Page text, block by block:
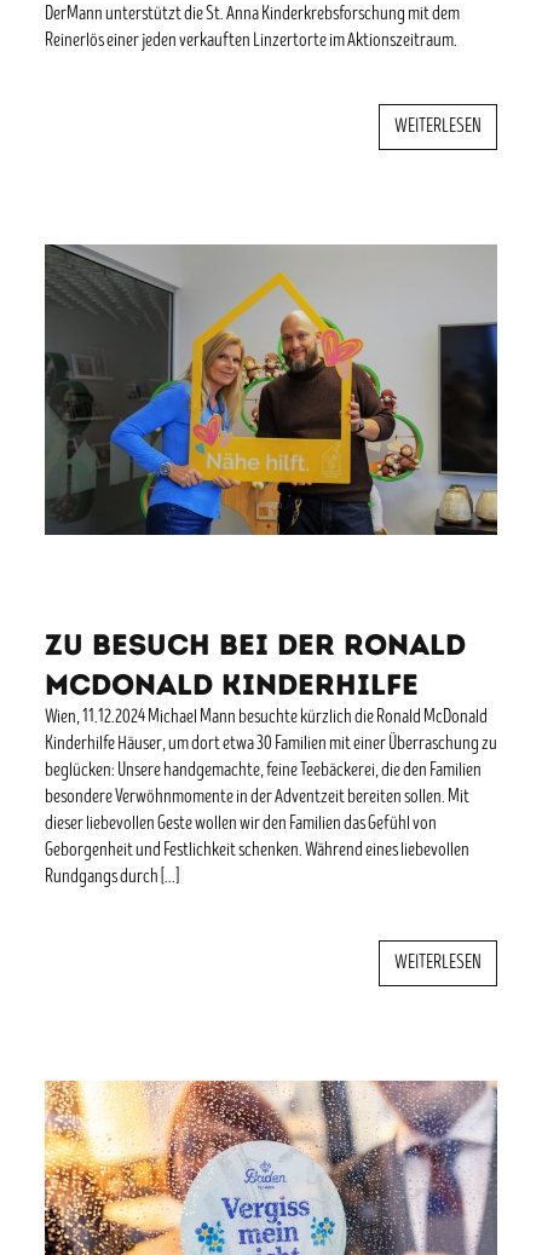
DerMann unterstützt die St. Anna Kinderkrebsforschung mit dem
Reinerlös einer jeden verkauften Linzertorte im Aktionszeitraum.
WEITERLESEN
Zu Besuch bei der Ronald
McDonald Kinderhilfe
Wien, 11.12.2024 Michael Mann besuchte kürzlich die Ronald McDonald
Kinderhilfe Häuser, um dort etwa 30 Familien mit einer Überraschung zu
beglücken: Unsere handgemachte, feine Teebäckerei, die den Familien
besondere Verwöhnmomente in der Adventzeit bereiten sollen. Mit
dieser liebevollen Geste wollen wir den Familien das Gefühl von
Geborgenheit und Festlichkeit schenken. Während eines liebevollen
Rundgangs durch […]
WEITERLESEN